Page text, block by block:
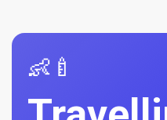
👶🍼